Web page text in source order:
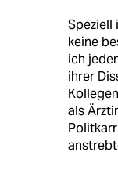
Speziell
keine
ich
ihrer
als